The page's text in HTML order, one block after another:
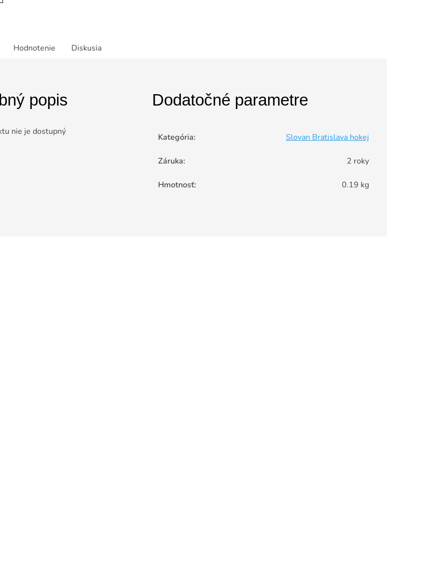
Hodnotenie Diskusia
popis
nie je dostupný
Dodatočné parametre
Kategória: Slovan Bratislava hokej
Záruka: 2 roky
Hmotnosť: 0.19 kg